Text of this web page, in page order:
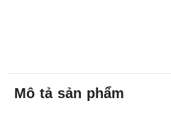
Mô tả sản phẩm